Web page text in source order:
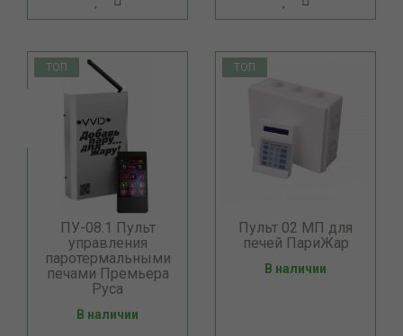
ТОП
ПУ-08.1 Пульт
управления
паротермальными
печами Премьера
Руса
В наличии
ТОП
Пульт 02 МП для
печей ПариЖар
В наличии